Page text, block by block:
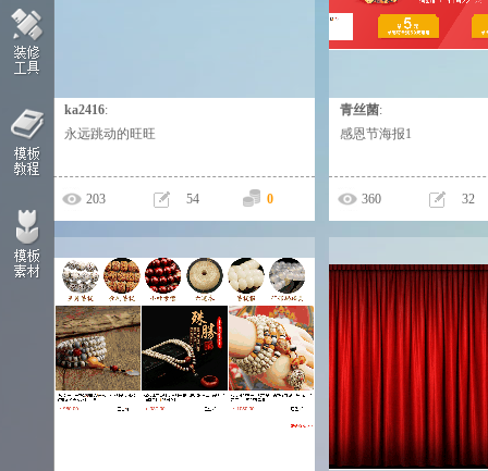
永远跳动的旺旺客服，不在线的时候也跳
动。里面带有旺旺生成链接，可自行修改
输入旺旺号码，然后3里点击生成网页代
码，最后粘贴3里面的超级链接就行了。
ka2416:
永远跳动的旺旺
203 54 0
PSD下载地址 小元素打
为PNG即可
青丝菌:
感恩节海报1
360 32